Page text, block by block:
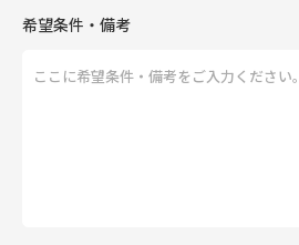
希望条件・備考